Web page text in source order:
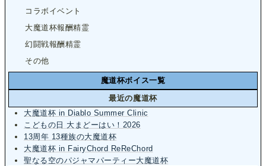
コラボイベント
大魔道杯報酬精霊
幻闘戦報酬精霊
その他
魔道杯ボイス一覧
最近の魔道杯
大魔道杯 in Diablo Summer Clinic
こどもの日 大まどーはい！2026
13周年 13種族の大魔道杯
大魔道杯 in FairyChord ReReChord
聖なる空のパジャマパーティー大魔道杯